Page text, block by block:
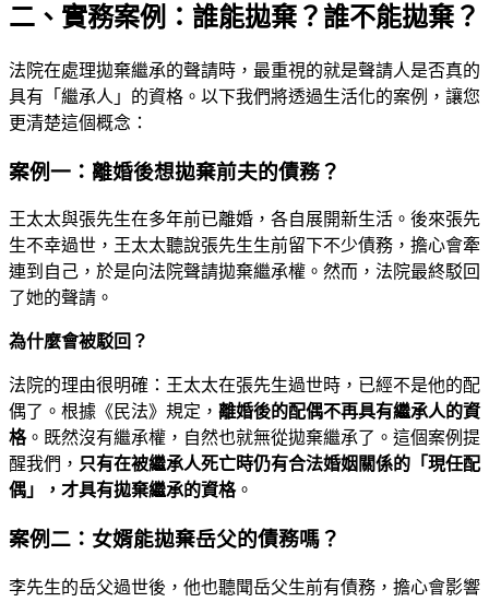
二、實務案例：誰能拋棄？誰不能拋棄？
法院在處理拋棄繼承的聲請時，最重視的就是聲請人是否真的
具有「繼承人」的資格。以下我們將透過生活化的案例，讓您
更清楚這個概念：
案例一：離婚後想拋棄前夫的債務？
王太太與張先生在多年前已離婚，各自展開新生活。後來張先
生不幸過世，王太太聽說張先生生前留下不少債務，擔心會牽
連到自己，於是向法院聲請拋棄繼承權。然而，法院最終駁回
了她的聲請。
為什麼會被駁回？
法院的理由很明確：王太太在張先生過世時，已經不是他的配
偶了。根據《民法》規定， 離婚後的配偶不再具有繼承人的資
格。既然沒有繼承權，自然也就無從拋棄繼承了。這個案例提
醒我們， 只有在被繼承人死亡時仍有合法婚姻關係的「現任配
偶」，才具有拋棄繼承的資格。
案例二：女婿能拋棄岳父的債務嗎？
李先生的岳父過世後，他也聽聞岳父生前有債務，擔心會影響